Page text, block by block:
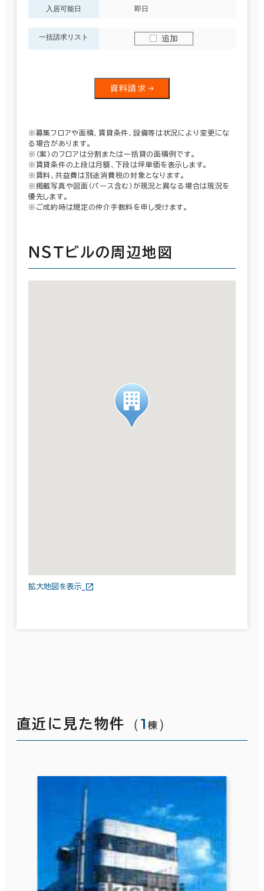
入居可能日 即日
一括請求リスト 追加
資料請求
※募集フロアや面積、賃貸条件、設備等は状況により変更にな
る場合があります。
※（案）のフロアは分割または一括貸の面積例です。
※賃貸条件の上段は月額、下段は坪単価を表示します。
※賃料、共益費は別途消費税の対象となります。
※掲載写真や図面（パース含む）が現況と異なる場合は現況を
優先します。
※ご成約時は規定の仲介手数料を申し受けます。
ＮＳＴビルの周辺地図
拡大地図を表示
直近に見た物件 （1 棟 ）